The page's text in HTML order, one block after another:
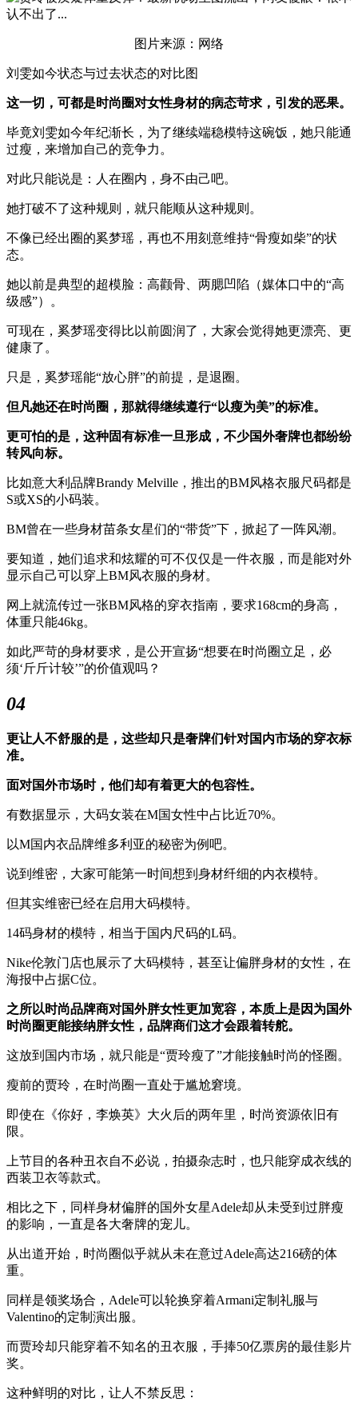
图片来源：网络
刘雯如今状态与过去状态的对比图
这一切，可都是时尚圈对女性身材的病态苛求，引发的恶果。
毕竟刘雯如今年纪渐长，为了继续端稳模特这碗饭，她只能通
过瘦，来增加自己的竞争力。
对此只能说是：人在圈内，身不由己吧。
她打破不了这种规则，就只能顺从这种规则。
不像已经出圈的奚梦瑶，再也不用刻意维持“骨瘦如柴”的状
态。
她以前是典型的超模脸：高颧骨、两腮凹陷（媒体口中的“高
级感”）。
可现在，奚梦瑶变得比以前圆润了，大家会觉得她更漂亮、更
健康了。
只是，奚梦瑶能“放心胖”的前提，是退圈。
但凡她还在时尚圈，那就得继续遵行“以瘦为美”的标准。
更可怕的是，这种固有标准一旦形成，不少国外奢牌也都纷纷
转风向标。
比如意大利品牌Brandy Melville，推出的BM风格衣服尺码都是
S或XS的小码装。
BM曾在一些身材苗条女星们的“带货”下，掀起了一阵风潮。
要知道，她们追求和炫耀的可不仅仅是一件衣服，而是能对外
显示自己可以穿上BM风衣服的身材。
网上就流传过一张BM风格的穿衣指南，要求168cm的身高，
体重只能46kg。
如此严苛的身材要求，是公开宣扬“想要在时尚圈立足，必
须‘斤斤计较’”的价值观吗？
04
更让人不舒服的是，这些却只是奢牌们针对国内市场的穿衣标
准。
面对国外市场时，他们却有着更大的包容性。
有数据显示，大码女装在M国女性中占比近70%。
以M国内衣品牌维多利亚的秘密为例吧。
说到维密，大家可能第一时间想到身材纤细的内衣模特。
但其实维密已经在启用大码模特。
14码身材的模特，相当于国内尺码的L码。
Nike伦敦门店也展示了大码模特，甚至让偏胖身材的女性，在
海报中占据C位。
之所以时尚品牌商对国外胖女性更加宽容，本质上是因为国外
时尚圈更能接纳胖女性，品牌商们这才会跟着转舵。
这放到国内市场，就只能是“贾玲瘦了”才能接触时尚的怪圈。
瘦前的贾玲，在时尚圈一直处于尴尬窘境。
即使在《你好，李焕英》大火后的两年里，时尚资源依旧有
限。
上节目的各种丑衣自不必说，拍摄杂志时，也只能穿成衣线的
西装卫衣等款式。
相比之下，同样身材偏胖的国外女星Adele却从未受到过胖瘦
的影响，一直是各大奢牌的宠儿。
从出道开始，时尚圈似乎就从未在意过Adele高达216磅的体
重。
同样是领奖场合，Adele可以轮换穿着Armani定制礼服与
Valentino的定制演出服。
而贾玲却只能穿着不知名的丑衣服，手捧50亿票房的最佳影片
奖。
这种鲜明的对比，让人不禁反思：